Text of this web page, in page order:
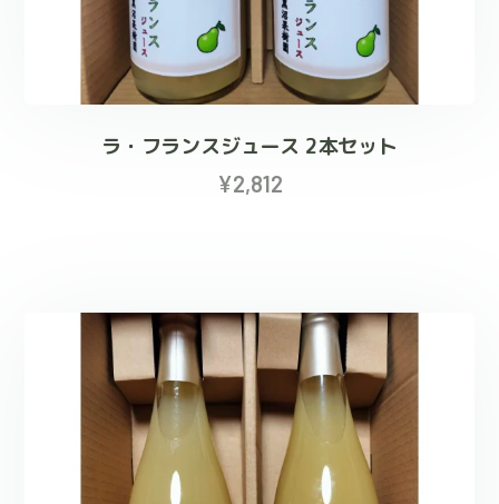
ラ・フランスジュース 2本セット
¥2,812